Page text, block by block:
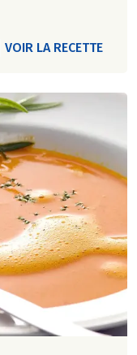
VOIR LA RECETTE